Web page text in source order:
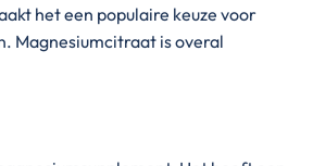
het een populaire keuze voor
Magnesiumcitraat is overal